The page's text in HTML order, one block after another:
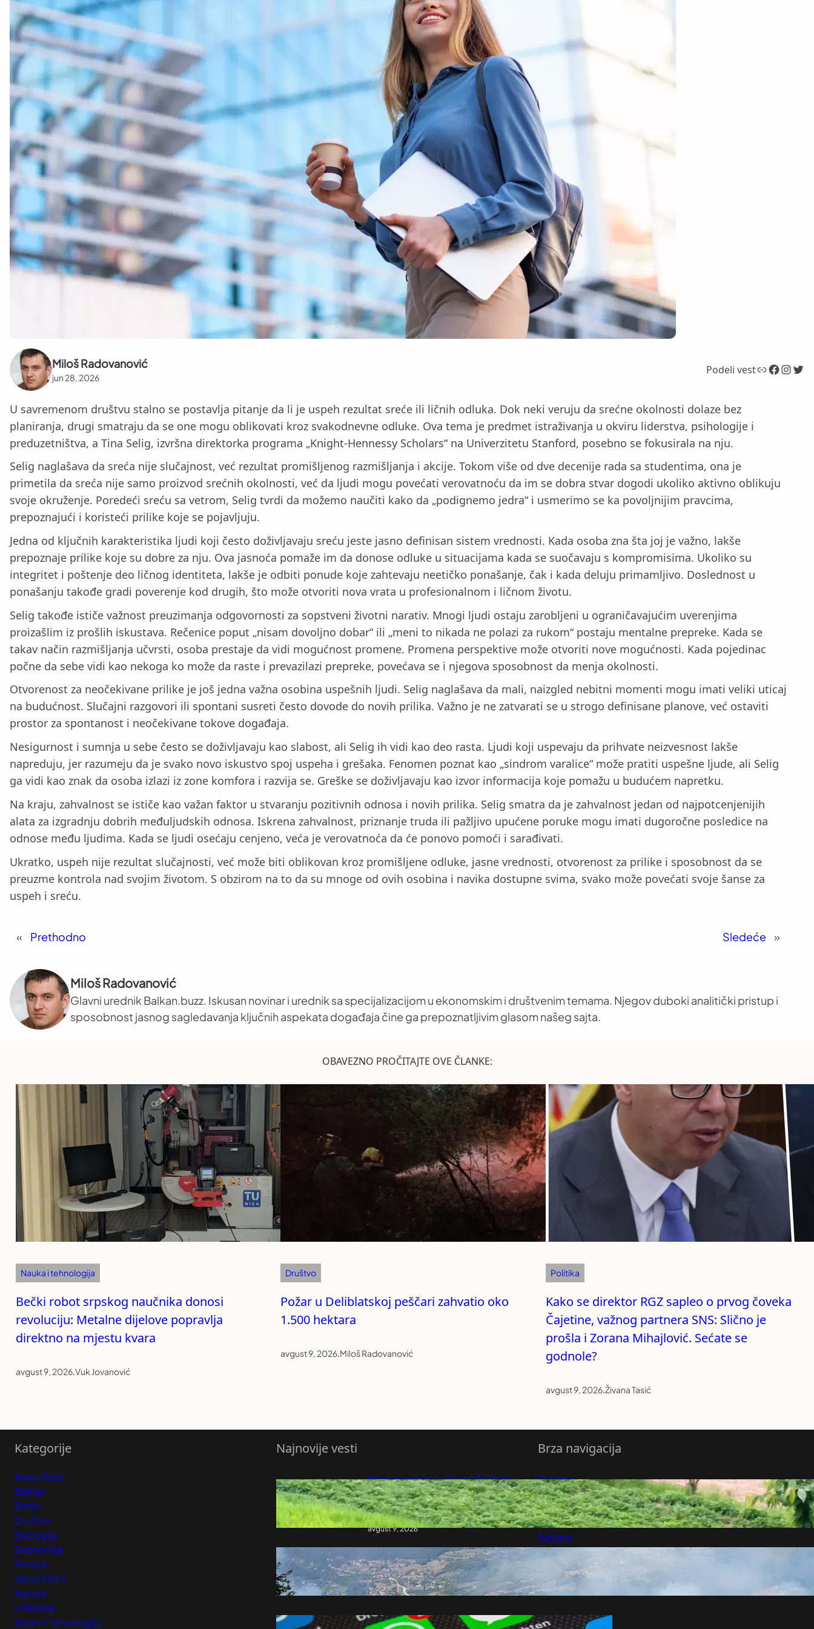
Miloš Radovanović
jun 28, 2026
Podeli vestLink Facebook InstagramTwitter
U savremenom društvu stalno se postavlja pitanje da li je uspeh rezultat sreće ili ličnih odluka. Dok neki veruju da srećne okolnosti dolaze bez
planiranja, drugi smatraju da se one mogu oblikovati kroz svakodnevne odluke. Ova tema je predmet istraživanja u okviru liderstva, psihologije i
preduzetništva, a Tina Selig, izvršna direktorka programa „Knight-Hennessy Scholars“ na Univerzitetu Stanford, posebno se fokusirala na nju.
Selig naglašava da sreća nije slučajnost, već rezultat promišljenog razmišljanja i akcije. Tokom više od dve decenije rada sa studentima, ona je
primetila da sreća nije samo proizvod srećnih okolnosti, već da ljudi mogu povećati verovatnoću da im se dobra stvar dogodi ukoliko aktivno oblikuju
svoje okruženje. Poredeći sreću sa vetrom, Selig tvrdi da možemo naučiti kako da „podignemo jedra“ i usmerimo se ka povoljnijim pravcima,
prepoznajući i koristeći prilike koje se pojavljuju.
Jedna od ključnih karakteristika ljudi koji često doživljavaju sreću jeste jasno definisan sistem vrednosti. Kada osoba zna šta joj je važno, lakše
prepoznaje prilike koje su dobre za nju. Ova jasnoća pomaže im da donose odluke u situacijama kada se suočavaju s kompromisima. Ukoliko su
integritet i poštenje deo ličnog identiteta, lakše je odbiti ponude koje zahtevaju neetičko ponašanje, čak i kada deluju primamljivo. Doslednost u
ponašanju takođe gradi poverenje kod drugih, što može otvoriti nova vrata u profesionalnom i ličnom životu.
Selig takođe ističe važnost preuzimanja odgovornosti za sopstveni životni narativ. Mnogi ljudi ostaju zarobljeni u ograničavajućim uverenjima
proizašlim iz prošlih iskustava. Rečenice poput „nisam dovoljno dobar“ ili „meni to nikada ne polazi za rukom“ postaju mentalne prepreke. Kada se
takav način razmišljanja učvrsti, osoba prestaje da vidi mogućnost promene. Promena perspektive može otvoriti nove mogućnosti. Kada pojedinac
počne da sebe vidi kao nekoga ko može da raste i prevazilazi prepreke, povećava se i njegova sposobnost da menja okolnosti.
Otvorenost za neočekivane prilike je još jedna važna osobina uspešnih ljudi. Selig naglašava da mali, naizgled nebitni momenti mogu imati veliki uticaj
na budućnost. Slučajni razgovori ili spontani susreti često dovode do novih prilika. Važno je ne zatvarati se u strogo definisane planove, već ostaviti
prostor za spontanost i neočekivane tokove događaja.
Nesigurnost i sumnja u sebe često se doživljavaju kao slabost, ali Selig ih vidi kao deo rasta. Ljudi koji uspevaju da prihvate neizvesnost lakše
napreduju, jer razumeju da je svako novo iskustvo spoj uspeha i grešaka. Fenomen poznat kao „sindrom varalice“ može pratiti uspešne ljude, ali Selig
ga vidi kao znak da osoba izlazi iz zone komfora i razvija se. Greške se doživljavaju kao izvor informacija koje pomažu u budućem napretku.
Na kraju, zahvalnost se ističe kao važan faktor u stvaranju pozitivnih odnosa i novih prilika. Selig smatra da je zahvalnost jedan od najpotcenjenijih
alata za izgradnju dobrih međuljudskih odnosa. Iskrena zahvalnost, priznanje truda ili pažljivo upućene poruke mogu imati dugoročne posledice na
odnose među ljudima. Kada se ljudi osećaju cenjeno, veća je verovatnoća da će ponovo pomoći i sarađivati.
Ukratko, uspeh nije rezultat slučajnosti, već može biti oblikovan kroz promišljene odluke, jasne vrednosti, otvorenost za prilike i sposobnost da se
preuzme kontrola nad svojim životom. S obzirom na to da su mnoge od ovih osobina i navika dostupne svima, svako može povećati svoje šanse za
uspeh i sreću.
« Prethodno Sledeće »
Miloš Radovanović
Glavni urednik Balkan.buzz. Iskusan novinar i urednik sa specijalizacijom u ekonomskim i društvenim temama. Njegov duboki analitički pristup i
sposobnost jasnog sagledavanja ključnih aspekata događaja čine ga prepoznatljivim glasom našeg sajta.
OBAVEZNO PROČITAJTE OVE ČLANKE:
Nauka i tehnologija
Bečki robot srpskog naučnika donosi
revoluciju: Metalne dijelove popravlja
direktno na mjestu kvara
avgust 9, 2026.Vuk Jovanović
Društvo
Požar u Deliblatskoj peščari zahvatio oko
1.500 hektara
avgust 9, 2026.Miloš Radovanović
Politika
Kako se direktor RGZ sapleo o prvog čoveka
Čajetine, važnog partnera SNS: Slično je
prošla i Zorana Mihajlović. Sećate se
godnole?
avgust 9, 2026.Živana Tasić
Kategorije
Auto-Moto
Balkan
Biznis
Društvo
Ekologija
Ekonomija
Evropa
Izbori 2023
Kultura
Lifestyle
Nauka i tehnologija
Najnovije vesti
Poljoprivrednik iz sela kod Trstenika
nakon 30 godina isekao šljivik od preko
1.000 stabala: Više ne može da pokrije
troškove proizvodnje
avgust 9, 2026
U Severnoj Makedoniji aktivna dva
požara, jednan pod kontrolom, 22
ugašena
avgust 9, 2026
Brza navigacija
O nama
Predloži Vest
Pretplatite se na vesti
Karijera
Marketing
Kontakt